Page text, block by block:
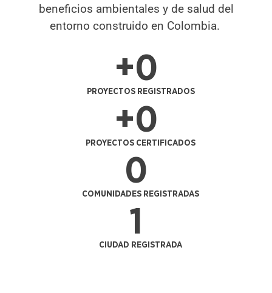
beneficios ambientales y de salud del
entorno construido en Colombia.
PROYECTOS REGISTRADOS
+0
PROYECTOS CERTIFICADOS
+0
COMUNIDADES REGISTRADAS
0
CIUDAD REGISTRADA
1